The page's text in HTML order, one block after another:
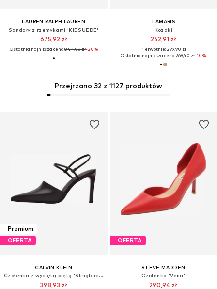
LAUREN RALPH LAUREN
Sandały z rzemykami 'KIDSUEDE'
675,92 zł
Ostatnia najniższa cena:844,90 zł-20%
TAMARIS
Kozaki
242,91 zł
Pierwotnie: 299,90 zł
Ostatnia najniższa cena:269,90 zł-10%
Przejrzano 32 z 1127 produktów
Premium
OFERTA
CALVIN KLEIN
Czółenka z wyciętą piętą 'Slingback Stiletto'
398,93 zł
OFERTA
STEVE MADDEN
Czółenka 'Vena'
290,94 zł